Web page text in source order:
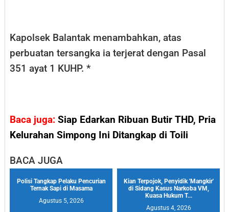
Kapolsek Balantak menambahkan, atas
perbuatan tersangka ia terjerat dengan Pasal
351 ayat 1 KUHP. *
Baca juga: Siap Edarkan Ribuan Butir THD, Pria
Kelurahan Simpong Ini Ditangkap di Toili
BACA JUGA
Polisi Tangkap Pelaku Pencurian
Ternak Sapi di Masama
Agustus 5, 2026
Kian Terpojok, Penyidik 'Mangkir'
di Sidang Kasus Narkoba VM,
Kuasa Hukum T...
Agustus 4, 2026